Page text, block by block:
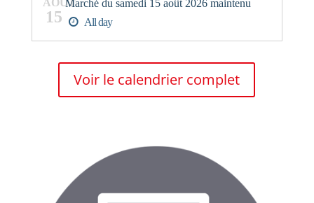
15
Marché du samedi 15 août 2026 maintenu
All day
Voir le calendrier complet